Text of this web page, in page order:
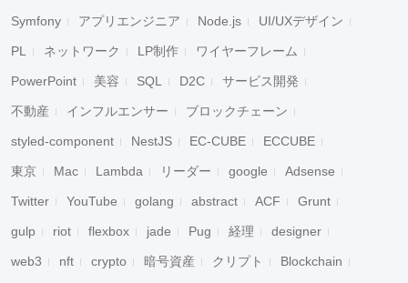
Symfony アプリエンジニア Node.js UI/UXデザイン
PL ネットワーク LP制作 ワイヤーフレーム
PowerPoint 美容 SQL D2C サービス開発
不動産 インフルエンサー ブロックチェーン
styled-component NestJS EC-CUBE ECCUBE
東京 Mac Lambda リーダー google Adsense
Twitter YouTube golang abstract ACF Grunt
gulp riot flexbox jade Pug 経理 designer
web3 nft crypto 暗号資産 クリプト Blockchain